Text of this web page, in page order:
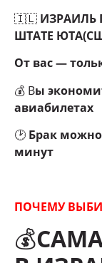
🇮🇱 ИЗРАИЛЬ
ШТАТЕ
От вас —
💰 Вы
авиабилетах
🕑 Брак
минут
ПОЧЕМУ
💰